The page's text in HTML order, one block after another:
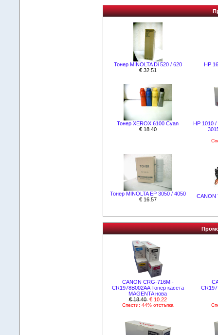
Тонер MINOLTA Di 520 / 620
€ 32.51
HР
Тонер XEROX 6100 Cyan
€ 18.40
НР 1010 /
Тонер MINOLTA EP 3050 / 4050
€ 16.57
CANON
CANON CRG-716M -
CR1978B002AA Тонер касета
MAGENTA нова
€ 18.40 € 10.22
Спести: 44% отстъпка